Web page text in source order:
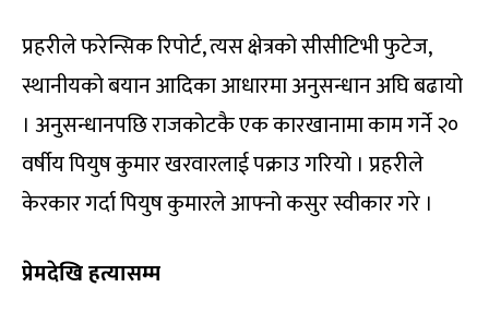
प्रहरीले फरेन्सिक रिपोर्ट, त्यस क्षेत्रको सीसीटिभी फुटेज,
स्थानीयको बयान आदिका आधारमा अनुसन्धान अघि बढायो
। अनुसन्धानपछि राजकोटकै एक कारखानामा काम गर्ने २०
वर्षीय पियुष कुमार खरवारलाई पक्राउ गरियो । प्रहरीले
केरकार गर्दा पियुष कुमारले आफ्नो कसुर स्वीकार गरे ।
प्रेमदेखि हत्यासम्म